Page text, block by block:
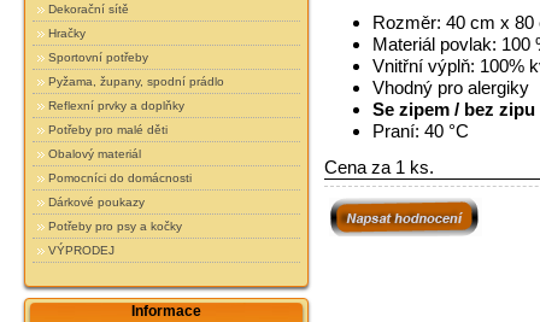
Dekorační sítě
Hračky
Sportovní potřeby
Pyžama, župany, spodní prádlo
Reflexní prvky a doplňky
Potřeby pro malé děti
Obalový materiál
Pomocníci do domácnosti
Dárkové poukazy
Potřeby pro psy a kočky
VÝPRODEJ
Informace
Rozměr: 40 cm x 80
Materiál povlak: 100
Vnitřní výplň: 100%
Vhodný pro alergiky
Se zipem / bez
Praní: 40 °C
Cena za 1 ks.